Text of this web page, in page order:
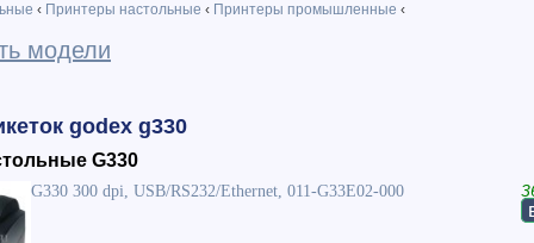
‹ Принтеры настольные ‹ Принтеры промышленные ‹
модели
godex g330
G330
G330 300 dpi, USB/RS232/Ethernet, 011-G33E02-000